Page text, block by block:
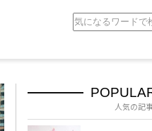
人気の記